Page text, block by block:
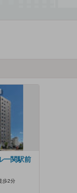
一関駅前
歩2分